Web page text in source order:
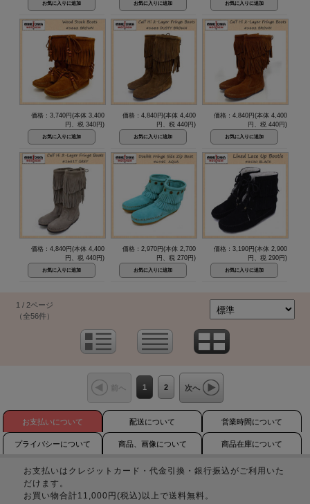
価格：3,740円(本体 3,400
円、税 340円)
価格：4,840円(本体 4,400
円、税 440円)
価格：4,840円(本体 4,400
円、税 440円)
価格：4,840円(本体 4,400
円、税 440円)
価格：2,970円(本体 2,700
円、税 270円)
価格：3,190円(本体 2,900
円、税 290円)
1 / 2ページ
（全56件）
前へ 1 2 次へ
お支払いについて 配送について 営業時間について
プライバシーについて 商品、画像について 商品在庫について
お支払いはクレジットカード・代金引換・銀行振込がご利用いた
だけます。
お買い物合計11,000円(税込)以上で送料無料。